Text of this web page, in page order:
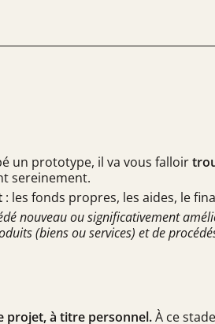
un prototype, il va vous falloir
sereinement.
: les fonds propres, les aides, le
nouveau ou significativement
(biens ou services) et de
projet, à titre personnel.À ce